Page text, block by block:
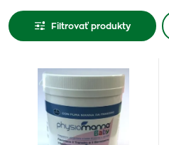
Filtrovať produkty